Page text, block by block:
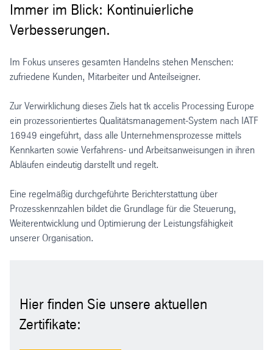
Immer im Blick: Kontinuierliche
Verbesserungen.
Im Fokus unseres gesamten Handelns stehen Menschen:
zufriedene Kunden, Mitarbeiter und Anteilseigner.
Zur Verwirklichung dieses Ziels hat tk accelis Processing Europe
ein prozessorientiertes Qualitätsmanagement-System nach IATF
16949 eingeführt, dass alle Unternehmensprozesse mittels
Kennkarten sowie Verfahrens- und Arbeitsanweisungen in ihren
Abläufen eindeutig darstellt und regelt.
Eine regelmäßig durchgeführte Berichterstattung über
Prozesskennzahlen bildet die Grundlage für die Steuerung,
Weiterentwicklung und Optimierung der Leistungsfähigkeit
unserer Organisation.
Hier finden Sie unsere aktuellen
Zertifikate: